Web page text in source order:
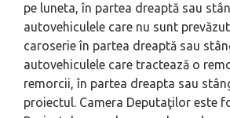
pe luneta, în partea dreaptă sau
autovehiculele care nu sunt
caroserie în partea dreaptă sau
autovehiculele care tractează o
remorcii, în partea dreapta sau
proiectul. Camera Deputaţilor este